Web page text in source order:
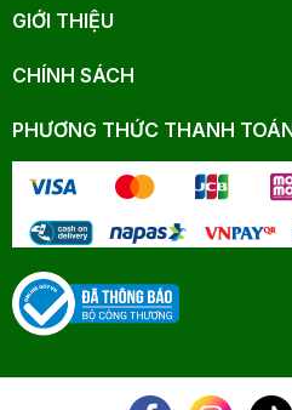
GIỚI THIỆU
CHÍNH SÁCH
PHƯƠNG THỨC THANH